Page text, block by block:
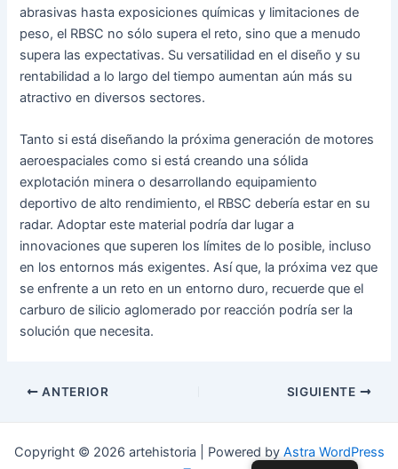
abrasivas hasta exposiciones químicas y limitaciones de
peso, el RBSC no sólo supera el reto, sino que a menudo
supera las expectativas. Su versatilidad en el diseño y su
rentabilidad a lo largo del tiempo aumentan aún más su
atractivo en diversos sectores.
Tanto si está diseñando la próxima generación de motores
aeroespaciales como si está creando una sólida
explotación minera o desarrollando equipamiento
deportivo de alto rendimiento, el RBSC debería estar en su
radar. Adoptar este material podría dar lugar a
innovaciones que superen los límites de lo posible, incluso
en los entornos más exigentes. Así que, la próxima vez que
se enfrente a un reto en un entorno duro, recuerde que el
carburo de silicio aglomerado por reacción podría ser la
solución que necesita.
Navegación
ANTERIOR SIGUIENTE
Copyright © 2026 artehistoria | Powered by Astra WordPress